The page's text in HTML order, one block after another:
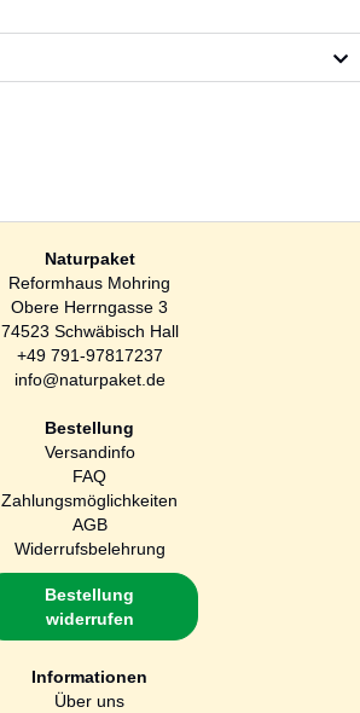
Naturpaket
Reformhaus Mohring
Obere Herrngasse 3
74523 Schwäbisch Hall
+49 791-97817237
info@naturpaket.de
Bestellung
Versandinfo
FAQ
Zahlungsmöglichkeiten
AGB
Widerrufsbelehrung
Bestellung
widerrufen
Informationen
Über uns